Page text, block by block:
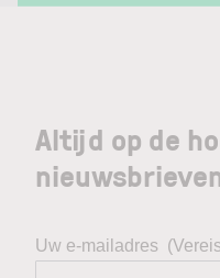
Altijd op de
Uw e-mailadres